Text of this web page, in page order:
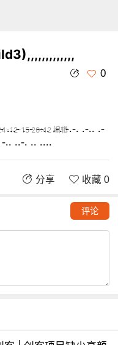
0
12-15 20:42 编辑
...- .-- --.. .-. -.-. .-.. .-
.. ..-. .. ....
分享 收藏 0
评论